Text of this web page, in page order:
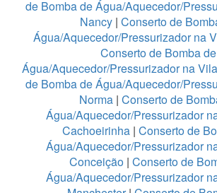
de Bomba de Água/Aquecedor/
Nancy | Conserto de
Água/Aquecedor/Pressurizador na
Conserto de Bomba de
Água/Aquecedor/Pressurizador na
de Bomba de Água/Aquecedor/
Norma | Conserto de
Água/Aquecedor/Pressurizador
Cachoeirinha | Conserto de
Água/Aquecedor/Pressurizador
Conceição| Conserto de
Água/Aquecedor/Pressurizador